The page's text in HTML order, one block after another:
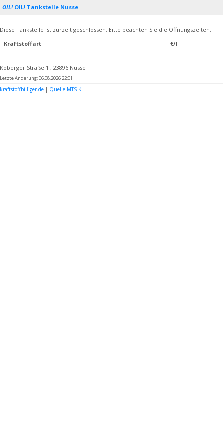
OIL!OIL! Tankstelle Nusse
Diese Tankstelle ist zurzeit geschlossen. Bitte beachten Sie die Öffnungszeiten.
Kraftstoffart
€/l
Koberger Straße 1 , 23896 Nusse
Letzte Änderung: 06.08.2026 22:01
kraftstoffbilliger.de | Quelle MTS-K